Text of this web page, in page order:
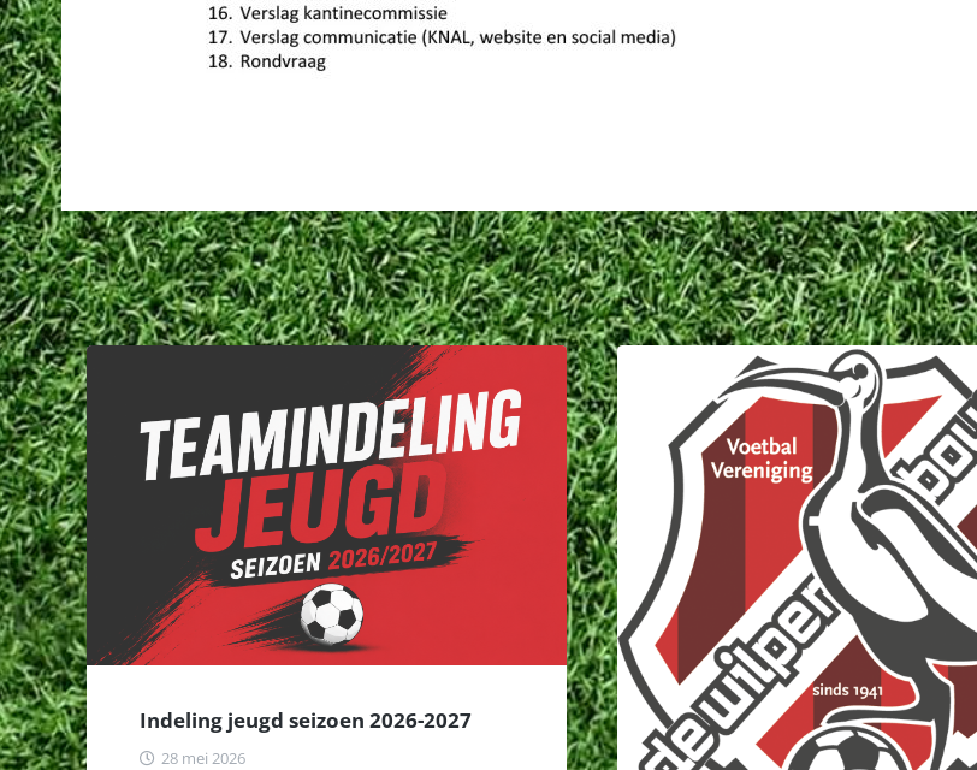
Indeling jeugd seizoen 2026-2027
28 mei 2026